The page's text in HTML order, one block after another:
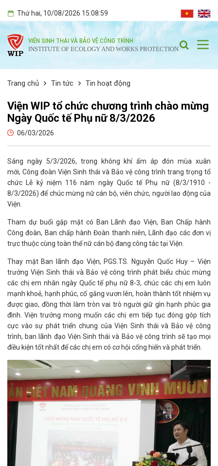
Thứ hai, 10/08/2026 15:09:00
VIỆN SINH THÁI VÀ BẢO VỆ CÔNG TRÌNH
INSTITUTE OF ECOLOGY AND WORKS PROTECTION
Trang chủ Tin tức Tin hoạt động
Viện WIP tổ chức chương trình chào mừng
Ngày Quốc tế Phụ nữ 8/3/2026
06/03/2026
Sáng ngày 5/3/2026, trong không khí ấm áp đón mùa xuân
mới, Công đoàn Viện Sinh thái và Bảo vệ công trình trang trọng tổ
chức Lễ kỷ niệm 116 năm ngày Quốc tế Phụ nữ (8/3/1910 -
8/3/2026) để chúc mừng nữ cán bộ, viên chức, người lao động của
Viện.
Tham dự buổi gặp mặt có Ban Lãnh đạo Viện, Ban Chấp hành
Công đoàn, Ban chấp hành Đoàn thanh niên, Lãnh đạo các đơn vị
trực thuộc cùng toàn thể nữ cán bộ đang công tác tại Viện.
Thay mặt Ban lãnh đạo Viện, PGS.TS. Nguyễn Quốc Huy – Viện
trưởng Viện Sinh thái và Bảo vệ công trình phát biểu chúc mừng
các chị em nhân ngày Quốc tế phụ nữ 8-3, chúc các chị em luôn
mạnh khoẻ, hạnh phúc, cố gắng vươn lên, hoàn thành tốt nhiệm vụ
được giao, đồng thời làm tròn vai trò người giữ gìn hạnh phúc gia
đình. Viện trưởng mong muốn các chị em tiếp tục đóng góp tích
cực vào sự phát triển chung của Viện Sinh thái và Bảo vệ công
trình, ban lãnh đạo Viện Sinh thái và Bảo vệ công trình sẽ tạo mọi
điều kiện tốt nhất để các chị em có cơ hội cống hiến và phát triển.